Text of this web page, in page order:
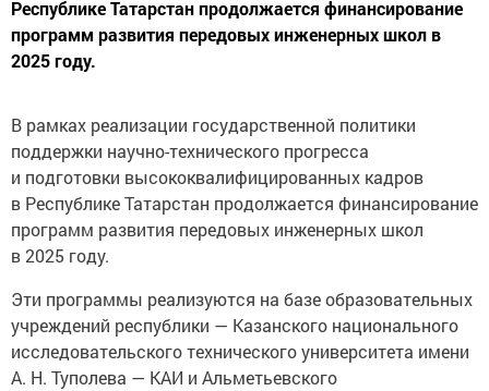
Республике Татарстан продолжается финансирование
программ развития передовых инженерных школ в
2025 году.
В рамках реализации государственной политики
поддержки научно-технического прогресса
и подготовки высококвалифицированных кадров
в Республике Татарстан продолжается финансирование
программ развития передовых инженерных школ
в 2025 году.
Эти программы реализуются на базе образовательных
учреждений республики — Казанского национального
исследовательского технического университета имени
А. Н. Туполева — КАИ и Альметьевского